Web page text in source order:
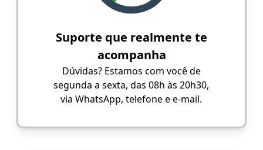
Suporte que realmente te
acompanha
Dúvidas? Estamos com você de
segunda a sexta, das 08h às 20h30,
via WhatsApp, telefone e e-mail.